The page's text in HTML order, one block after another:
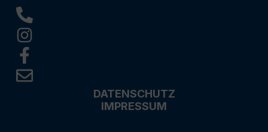
DATENSCHUTZ
IMPRESSUM